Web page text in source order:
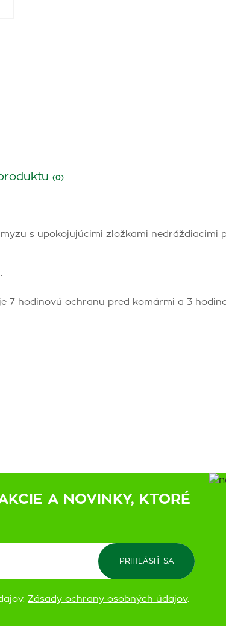
(0)
s upokojujúcimi zložkami nedráždiacimi
7 hodinovú ochranu pred komármi a 3
A NOVINKY, KTORÉ
Zásady ochrany osobných údajov.